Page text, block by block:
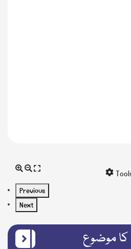
Previous
Next
موضوع